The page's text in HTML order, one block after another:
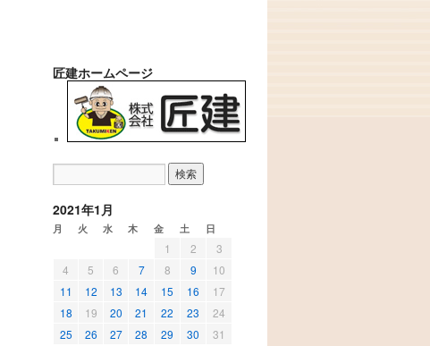
匠建ホームページ
2021年1月
月 火 水 木 金 土 日
1 2
3
4
5 6 7 8 9
10
11
12 13 14 15 16
17
18
19 20 21 22 23
24
25
26 27 28 29 30 31